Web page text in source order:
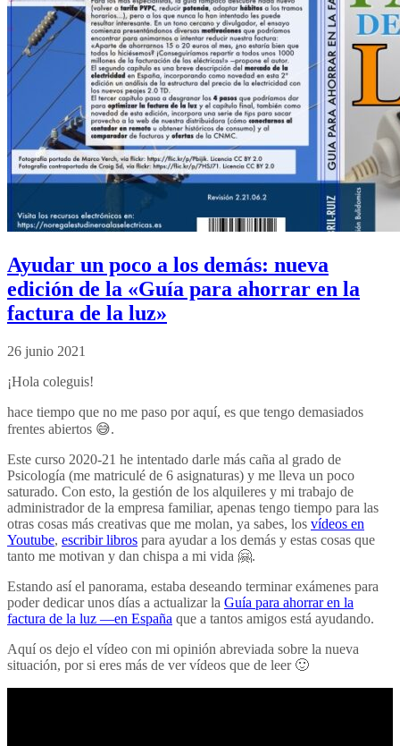
Ayudar un poco a los demás: nueva
edición de la «Guía para ahorrar en la
factura de la luz»
26 junio 2021
¡Hola coleguis!
hace tiempo que no me paso por aquí, es que tengo demasiados
frentes abiertos 😅.
Este curso 2020-21 he intentado darle más caña al grado de
Psicología (me matriculé de 6 asignaturas) y me lleva un poco
saturado. Con esto, la gestión de los alquileres y mi trabajo de
administrador de la empresa familiar, apenas tengo tiempo para las
otras cosas más creativas que me molan, ya sabes, los vídeos en
Youtube, escribir libros para ayudar a los demás y estas cosas que
tanto me motivan y dan chispa a mi vida 🤗.
Estando así el panorama, estaba deseando terminar exámenes para
poder dedicar unos días a actualizar la Guía para ahorrar en la
factura de la luz —en España que a tantos amigos está ayudando.
Aquí os dejo el vídeo con mi opinión abreviada sobre la nueva
situación, por si eres más de ver vídeos que de leer 🙂